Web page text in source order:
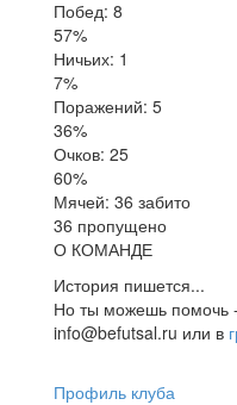
Побед: 8
57%
Ничьих: 1
7%
Поражений: 5
36%
Очков: 25
60%
Мячей: 36 забито
36 пропущено
О КОМАНДЕ
История пишется...
Но ты можешь помочь
info@befutsal.ru или в
Профиль клуба